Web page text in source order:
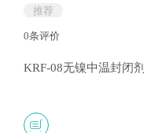
推荐
0条评价
KRF-08无镍中温封闭剂